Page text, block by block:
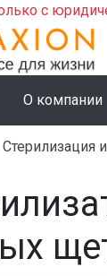
с
О компании
Стерилизация